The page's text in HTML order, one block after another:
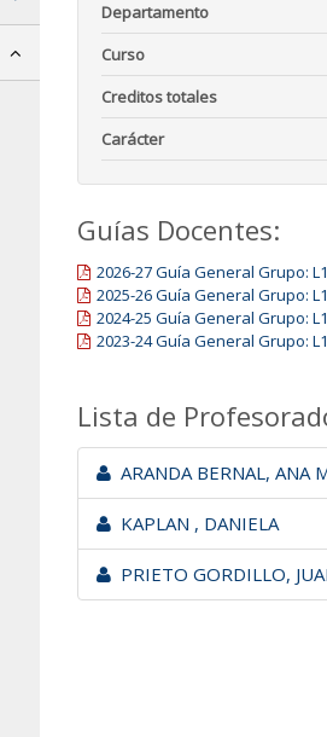
Departamento
Curso
Creditos totales
Carácter
Guías Docentes:
2026-27 Guía General Grupo:
2025-26 Guía General Grupo:
2024-25 Guía General Grupo:
2023-24 Guía General Grupo:
Lista de
ARANDA BERNAL, ANA
KAPLAN , DANIELA
PRIETO GORDILLO,